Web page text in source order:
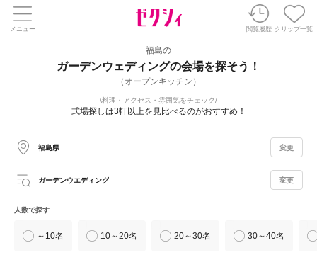
メニュー 閲覧履歴 クリップ一覧
福島の
ガーデンウェディングの会場を探そう！
（オープンキッチン）
料理・アクセス・雰囲気をチェック
式場探しは3軒以上を見比べるのがおすすめ！
福島県 変更
ガーデンウエディング 変更
人数で探す
～10名 10～20名 20～30名 30～40名